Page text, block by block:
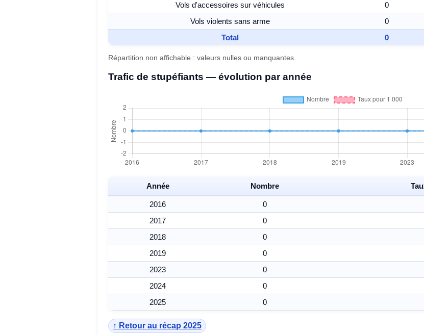
Vols d'accessoires sur véhicules
0
Vols violents sans arme
0
Total
0
Répartition non affichable : valeurs nulles ou manquantes.
Trafic de stupéfiants — évolution par année
Année Nombre
2016 0
2017
0
2018
0
2019
0
2023
0
2024
0
2025
0
↑ Retour au récap 2025